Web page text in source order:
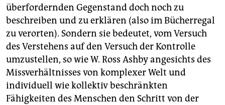
überfordernden Gegenstand doch noch zu
beschreiben und zu erklären (also im Bücherregal
zu verorten). Sondern sie bedeutet, vom Versuch
des Verstehens auf den Versuch der Kontrolle
umzustellen, so wie W. Ross Ashby angesichts des
Missverhältnisses von komplexer Welt und
individuell wie kollektiv beschränkten
Fähigkeiten des Menschen den Schritt von der